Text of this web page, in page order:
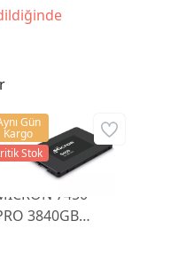
7450
3840GB
Gün
Kargo
Stok